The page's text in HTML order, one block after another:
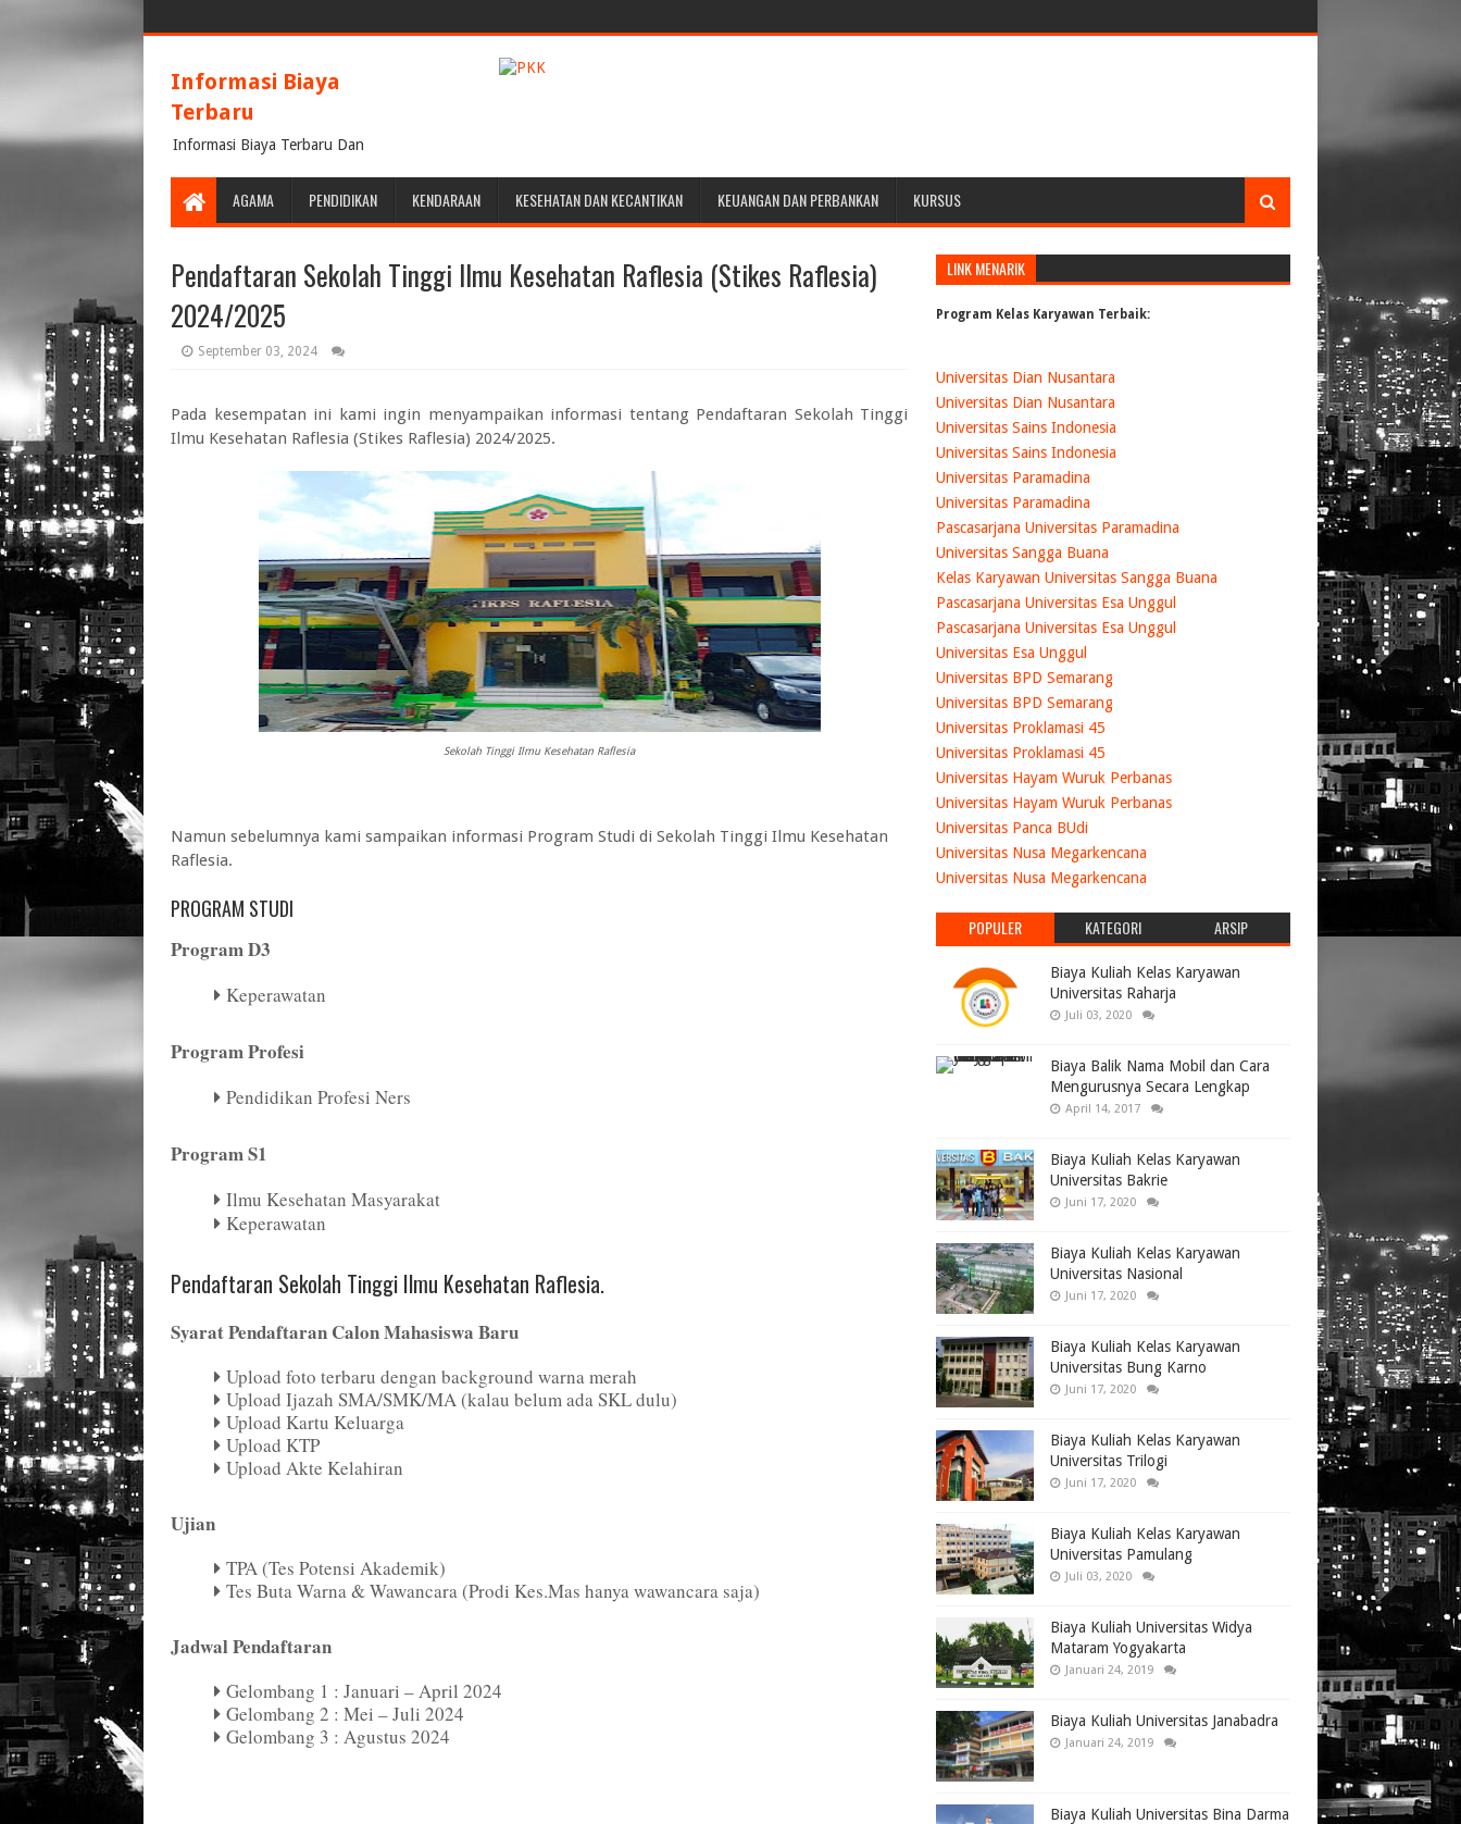
Informasi Biaya
Terbaru
Informasi Biaya Terbaru Dan
AGAMA PENDIDIKAN KENDARAAN KESEHATAN DAN KECANTIKAN KEUANGAN DAN PERBANKAN KURSUS
Pendaftaran Sekolah Tinggi Ilmu Kesehatan Raflesia (Stikes Raflesia)
2024/2025
September 03, 2024
Pada kesempatan ini kami ingin menyampaikan informasi tentang Pendaftaran Sekolah Tinggi
Ilmu Kesehatan Raflesia (Stikes Raflesia) 2024/2025.
Sekolah Tinggi Ilmu Kesehatan Raflesia
Namun sebelumnya kami sampaikan informasi Program Studi di Sekolah Tinggi Ilmu Kesehatan
Raflesia.
PROGRAM STUDI
Program D3
Keperawatan
Program Profesi
Pendidikan Profesi Ners
Program S1
Ilmu Kesehatan Masyarakat
Keperawatan
Pendaftaran Sekolah Tinggi Ilmu Kesehatan Raflesia.
Syarat Pendaftaran Calon Mahasiswa Baru
Upload foto terbaru dengan background warna merah
Upload Ijazah SMA/SMK/MA (kalau belum ada SKL dulu)
Upload Kartu Keluarga
Upload KTP
Upload Akte Kelahiran
Ujian
TPA (Tes Potensi Akademik)
Tes Buta Warna & Wawancara (Prodi Kes.Mas hanya wawancara saja)
Jadwal Pendaftaran
Gelombang 1 : Januari – April 2024
Gelombang 2 : Mei – Juli 2024
Gelombang 3 : Agustus 2024
LINK MENARIK
Program Kelas Karyawan Terbaik:
Universitas Dian Nusantara
Universitas Dian Nusantara
Universitas Sains Indonesia
Universitas Sains Indonesia
Universitas Paramadina
Universitas Paramadina
Pascasarjana Universitas Paramadina
Universitas Sangga Buana
Kelas Karyawan Universitas Sangga Buana
Pascasarjana Universitas Esa Unggul
Pascasarjana Universitas Esa Unggul
Universitas Esa Unggul
Universitas BPD Semarang
Universitas BPD Semarang
Universitas Proklamasi 45
Universitas Proklamasi 45
Universitas Hayam Wuruk Perbanas
Universitas Hayam Wuruk Perbanas
Universitas Panca BUdi
Universitas Nusa Megarkencana
Universitas Nusa Megarkencana
POPULER KATEGORI ARSIP
Biaya Kuliah Kelas Karyawan
Universitas Raharja
Juli 03, 2020
Biaya Balik Nama Mobil dan Cara
Mengurusnya Secara Lengkap
April 14, 2017
Biaya Kuliah Kelas Karyawan
Universitas Bakrie
Juni 17, 2020
Biaya Kuliah Kelas Karyawan
Universitas Nasional
Juni 17, 2020
Biaya Kuliah Kelas Karyawan
Universitas Bung Karno
Juni 17, 2020
Biaya Kuliah Kelas Karyawan
Universitas Trilogi
Juni 17, 2020
Biaya Kuliah Kelas Karyawan
Universitas Pamulang
Juli 03, 2020
Biaya Kuliah Universitas Widya
Mataram Yogyakarta
Januari 24, 2019
Biaya Kuliah Universitas Janabadra
Januari 24, 2019
Biaya Kuliah Universitas Bina Darma